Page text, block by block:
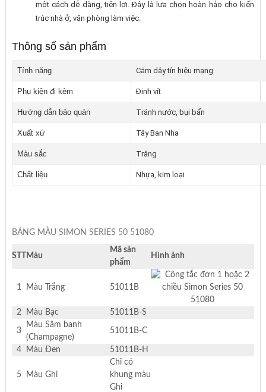
một cách dễ dàng, tiện lợi. Đây là lựa chọn hoàn hảo cho kiến
trúc nhà ở, văn phòng làm việc.
Thông số sản phẩm
Tính năng Cắm dây tín hiệu mạng
Phụ kiện đi kèm Đinh vít
Hướng dẫn bảo quản Tránh nước, bụi bẩn
Xuất xứ Tây Ban Nha
Màu sắc Trắng
Chất liệu Nhựa, kim loại
BẢNG MÀU SIMON SERIES 50 51080
STTMàu
Mã sản
phẩm
Hình ảnh
1 Màu Trắng 51011B
2 Màu Bạc 51011B-S
3
Màu Sâm banh
(Champagne)
51011B-C
4 Màu Đen 51011B-H
5 Màu Ghi
Chỉ có
khung màu
Ghi